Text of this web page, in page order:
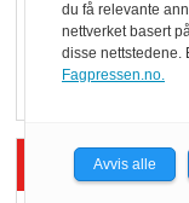
Siste
du få relevante
nettverket basert
disse nettstedene.
Fagpressen.no.
Avvis alle